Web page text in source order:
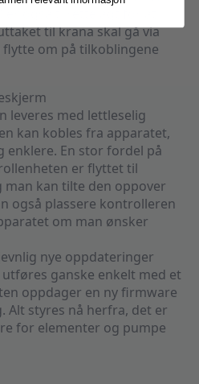
til krana skal gå via
om på tilkoblingene
leveres med lettleselig
kan kobles fra apparatet,
En stor fordel på
er flyttet til
kan tilte den oppover
også plassere kontrolleren
om man ønsker
nye oppdateringer
ganske enkelt med et
oppdager en ny firmware
Alt styres nå herfra, det er
for elementer og pumpe